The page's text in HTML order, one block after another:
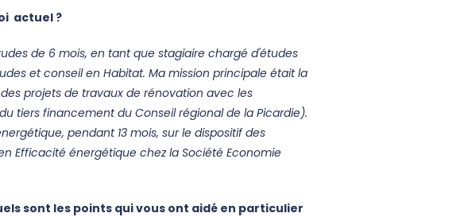
actuel ?
de 6 mois, en tant que stagiaire chargé d'études
et conseil en Habitat. Ma mission principale était la
projets de travaux de rénovation avec les
tiers financement du Conseil régional de la Picardie).
pendant 13 mois, sur le dispositif des
Efficacité énergétique chez la Société Economie
sont les points qui vous ont aidé en particulier